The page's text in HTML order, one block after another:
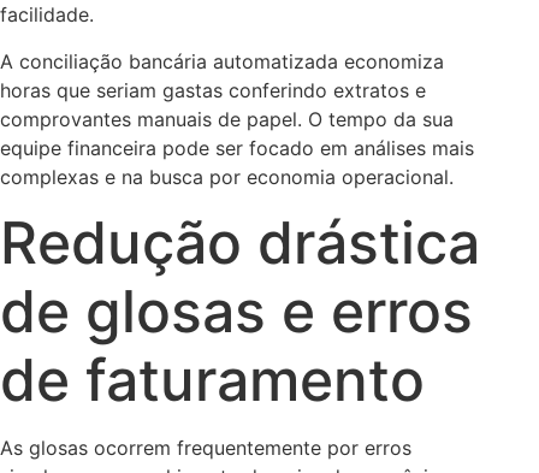
facilidade.
A conciliação bancária automatizada economiza
horas que seriam gastas conferindo extratos e
comprovantes manuais de papel. O tempo da sua
equipe financeira pode ser focado em análises mais
complexas e na busca por economia operacional.
Redução drástica
de glosas e erros
de faturamento
As glosas ocorrem frequentemente por erros